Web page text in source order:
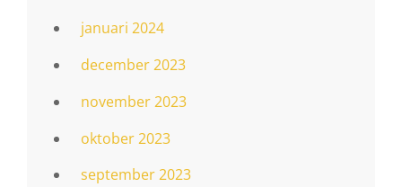
januari 2024
december 2023
november 2023
oktober 2023
september 2023